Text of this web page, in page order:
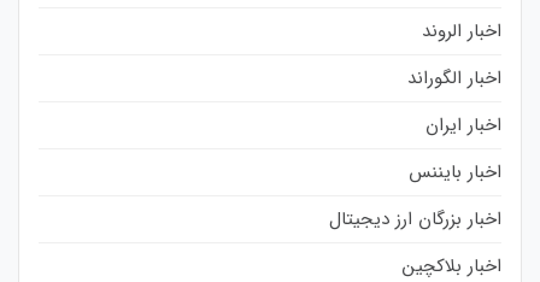
اخبار الروند
اخبار الگوراند
اخبار ایران
اخبار بایننس
اخبار بزرگان ارز دیجیتال
اخبار بلاکچین